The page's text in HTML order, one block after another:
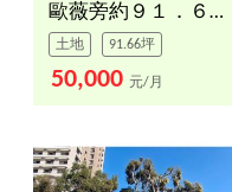
歐薇旁約９１．６６坪地
土地 91.66坪
50,000 元/月